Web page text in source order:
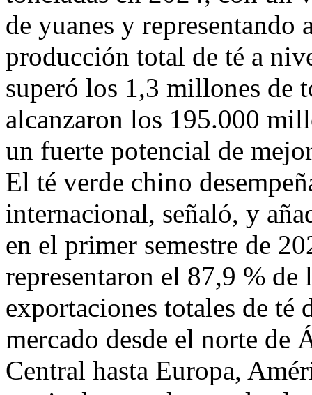
de yuanes y
producción total de té a
superó los 1,3 millones de
alcanzaron los 195.000
un fuerte potencial de
El té verde chino
internacional, señaló, y
en el primer semestre de
representaron el 87,9 % de
exportaciones totales de té
mercado desde el norte de
Central hasta Europa,